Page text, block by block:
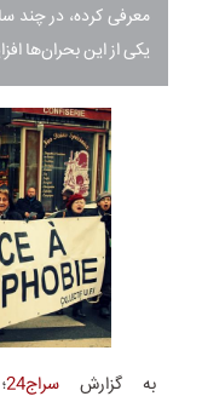
معرفی کرده، در چند
یکی از این بحران‌ها
به گزارش سراج24